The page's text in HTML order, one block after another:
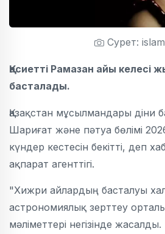
Сурет:
Қасиетті Рамазан айы келесі
басталады.
Қазақстан мұсылмандары діни
Шариғат және пәтуа бөлімі
күндер кестесін бекітті, деп
ақпарат агенттігі.
"Хижри айлардың басталуы
астрономиялық зерттеу
мәліметтері негізінде